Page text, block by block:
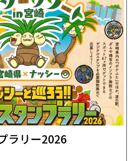
ラリー2026